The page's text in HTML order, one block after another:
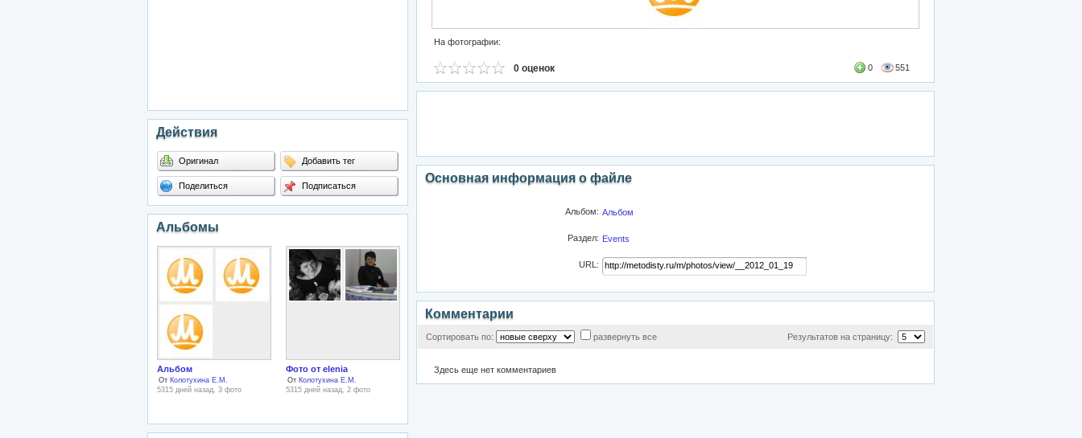
Действия
Оригинал Добавить тег
Поделиться Подписаться
Альбомы
Альбом
От Колотухина Е.М.
5315 дней назад, 3 фото
Фото от elenia
От Колотухина Е.М.
5315 дней назад, 2 фото
На фотографии:
0 оценок 0 551
Основная информация о файле
Альбом: Альбом
Раздел: Events
URL:
Комментарии
Сортировать по: развернуть все Результатов на страницу:
Здесь еще нет комментариев